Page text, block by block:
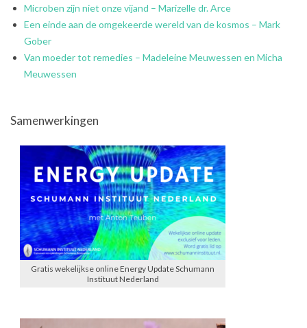
Microben zijn niet onze vijand – Marizelle dr. Arce
Een einde aan de omgekeerde wereld van de kosmos – Mark
Gober
Van moeder tot remedies – Madeleine Meuwessen en Micha
Meuwessen
Samenwerkingen
Gratis wekelijkse online Energy Update Schumann
Instituut Nederland